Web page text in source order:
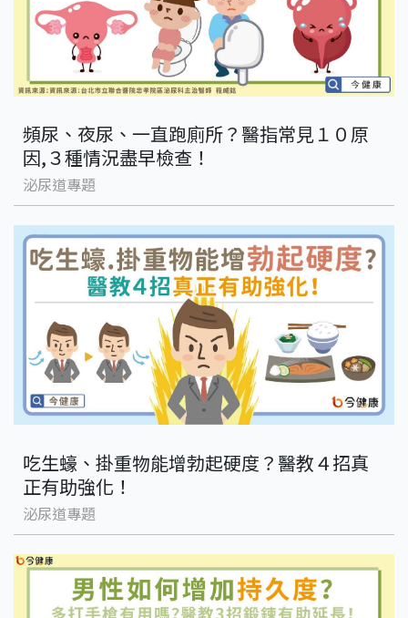
頻尿、夜尿、一直跑廁所？醫指常見１０原
因,３種情況盡早檢查！
泌尿道專題
吃生蠔、掛重物能增勃起硬度？醫教４招真
正有助強化！
泌尿道專題